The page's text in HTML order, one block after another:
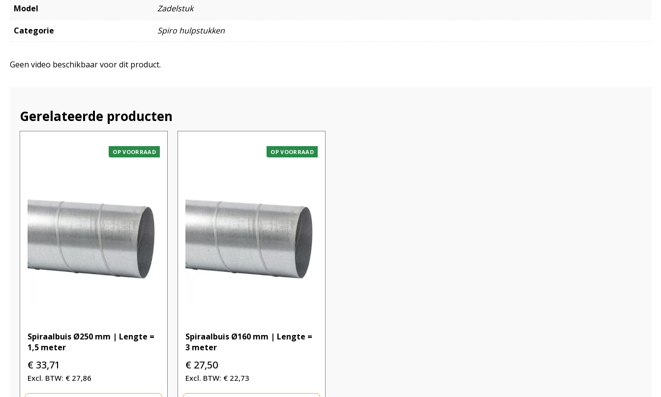
Model Zadelstuk
Categorie Spiro hulpstukken
Geen video beschikbaar voor dit product.
Gerelateerde producten
OP VOORRAAD
Spiraalbuis Ø250 mm | Lengte =
1,5 meter
€ 33,71
€ 27,86
OP VOORRAAD
Spiraalbuis Ø160 mm | Lengte =
3 meter
€ 27,50
€ 22,73